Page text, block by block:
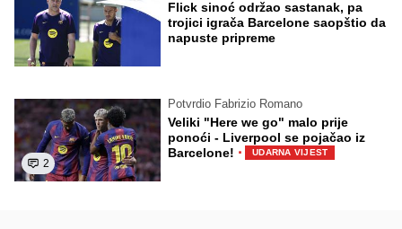
Flick sinoć održao sastanak, pa
trojici igrača Barcelone saopštio da
napuste pripreme
2
Potvrdio Fabrizio Romano
Veliki "Here we go" malo prije
ponoći - Liverpool se pojačao iz
Barcelone! · UDARNA VIJEST